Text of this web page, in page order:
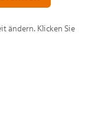
ändern. Klicken Sie